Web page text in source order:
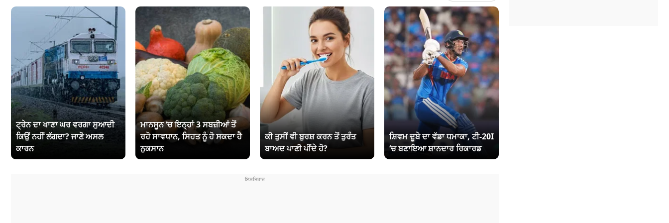
ਟ੍ਰੇਨ ਦਾ ਖਾਣਾ ਘਰ ਵਰਗਾ ਸੁਆਦੀ
ਕਿਉਂ ਨਹੀਂ ਲੱਗਦਾ? ਜਾਣੋ ਅਸਲ
ਕਾਰਨ
ਮਾਨਸੂਨ ‘ਚ ਇਨ੍ਹਾਂ 3 ਸਬਜ਼ੀਆਂ ਤੋਂ
ਰਹੋ ਸਾਵਧਾਨ, ਸਿਹਤ ਨੂੰ ਹੋ ਸਕਦਾ ਹੈ
ਨੁਕਸਾਨ
ਕੀ ਤੁਸੀਂ ਵੀ ਬੁਰਸ਼ ਕਰਨ ਤੋਂ ਤੁਰੰਤ
ਬਾਅਦ ਪਾਣੀ ਪੀਂਦੇ ਹੋ?
ਸ਼ਿਵਮ ਦੂਬੇ ਦਾ ਵੱਡਾ ਧਮਾਕਾ, ਟੀ-20I
‘ਚ ਬਣਾਇਆ ਸ਼ਾਨਦਾਰ ਰਿਕਾਰਡ